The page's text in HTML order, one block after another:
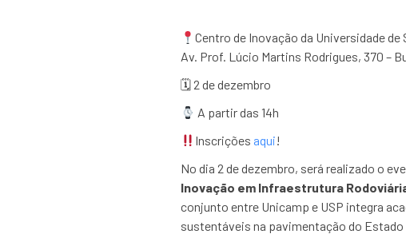
Centro de Inovação da Universidade de
Av. Prof. Lúcio Martins Rodrigues, 370 –
🗓 2 de dezembro
A partir das 14h
Inscrições aqui!
No dia 2 de dezembro, será realizado o
Inovação em Infraestrutura
conjunto entre Unicamp e USP integra
sustentáveis na pavimentação do Estado